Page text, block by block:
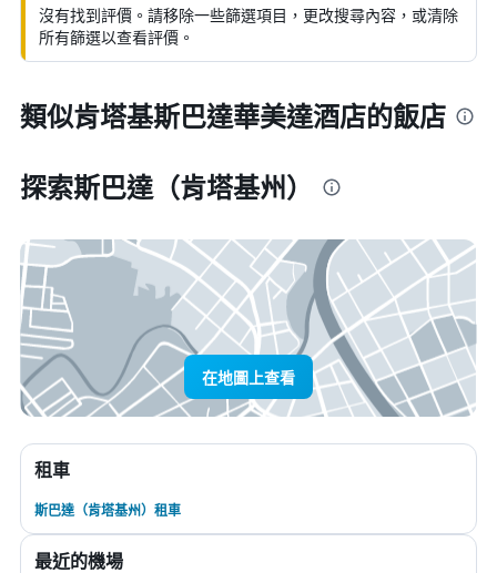
沒有找到評價。請移除一些篩選項目，更改搜尋內容，或清除
所有篩選以查看評價。
類似肯塔基斯巴達華美達酒店的飯店
探索斯巴達（肯塔基州）
在地圖上查看
租車
斯巴達（肯塔基州）租車
最近的機場